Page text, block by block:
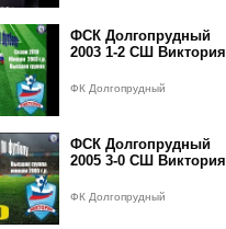
ФСК Долгопрудный
2003 1-2 СШ Виктория
ФК Долгопрудный
ФСК Долгопрудный
2005 3-0 СШ Виктория
ФК Долгопрудный